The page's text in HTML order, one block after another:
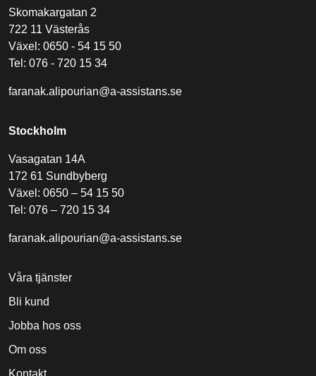
Skomakargatan 2
722 11 Västerås
Växel: 0650 - 54 15 50
Tel: 076 - 720 15 34
faranak.alipourian@a-assistans.se
Stockholm
Vasagatan 14A
172 61 Sundbyberg
Växel: 0650 – 54 15 50
Tel: 076 – 720 15 34
faranak.alipourian@a-assistans.se
Våra tjänster
Bli kund
Jobba hos oss
Om oss
Kontakt